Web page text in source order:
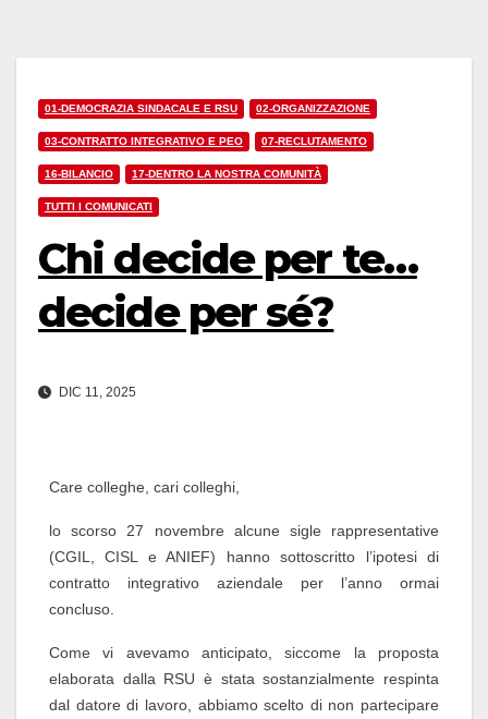
01-DEMOCRAZIA SINDACALE E RSU 02-ORGANIZZAZIONE
03-CONTRATTO INTEGRATIVO E PEO 07-RECLUTAMENTO
16-BILANCIO 17-DENTRO LA NOSTRA COMUNITÀ
TUTTI I COMUNICATI
Chi decide per te…
decide per sé?
DIC 11, 2025
Care colleghe, cari colleghi,
lo scorso 27 novembre alcune sigle rappresentative
(CGIL, CISL e ANIEF) hanno sottoscritto l’ipotesi di
contratto integrativo aziendale per l’anno ormai
concluso.
Come vi avevamo anticipato, siccome la proposta
elaborata dalla RSU è stata sostanzialmente respinta
dal datore di lavoro, abbiamo scelto di non partecipare